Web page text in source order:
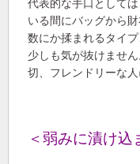
代表的な手口として
いる間にバッグから
数にか揉まれるタイ
少しも気が抜けませ
切、フレンドリーな人
＜弱みに漬け込